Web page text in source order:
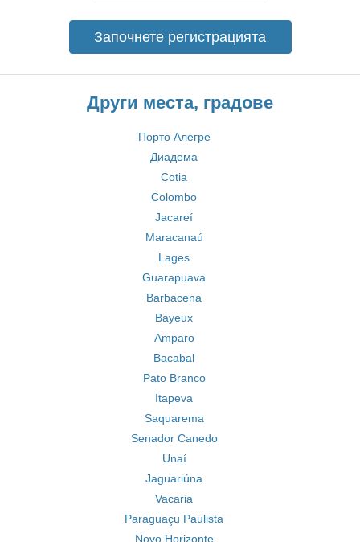
Започнете регистрацията
Други места, градове
Порто Алегре
Диадема
Cotia
Colombo
Jacareí
Maracanaú
Lages
Guarapuava
Barbacena
Bayeux
Amparo
Bacabal
Pato Branco
Itapeva
Saquarema
Senador Canedo
Unaí
Jaguariúna
Vacaria
Paraguaçu Paulista
Novo Horizonte